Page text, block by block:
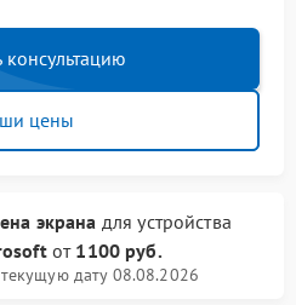
консультацию
цены
экрана для устройства
от 1100 руб.
дату 08.08.2026